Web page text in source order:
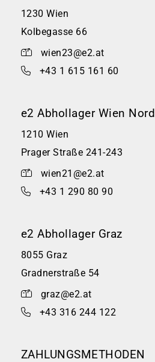
1230 Wien
Kolbegasse 66
wien23@e2.at
+43 1 615 161 60
e2 Abhollager Wien Nord
1210 Wien
Prager Straße 241-243
wien21@e2.at
+43 1 290 80 90
e2 Abhollager Graz
8055 Graz
Gradnerstraße 54
graz@e2.at
+43 316 244 122
ZAHLUNGSMETHODEN